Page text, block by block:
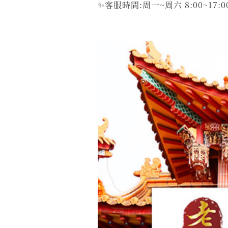
✨客服時間:周一~周六